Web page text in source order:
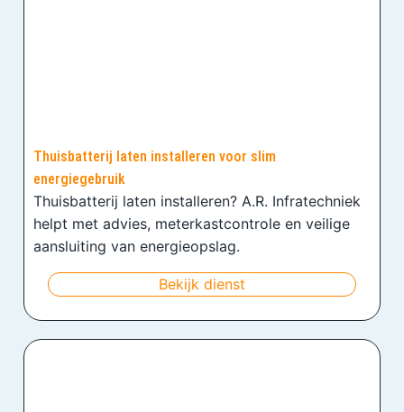
Thuisbatterij laten installeren voor slim
energiegebruik
Thuisbatterij laten installeren? A.R. Infratechniek
helpt met advies, meterkastcontrole en veilige
aansluiting van energieopslag.
Bekijk dienst